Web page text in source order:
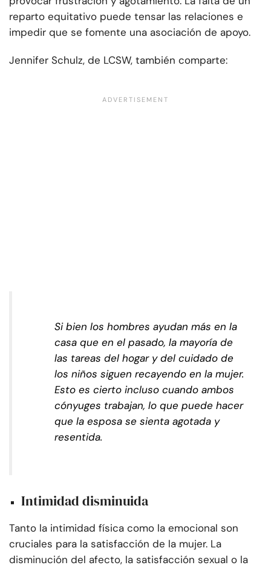
reparto equitativo puede tensar las relaciones e
impedir que se fomente una asociación de apoyo.
Jennifer Schulz, de LCSW, también comparte:
Si bien los hombres ayudan más en la
casa que en el pasado, la mayoría de
las tareas del hogar y del cuidado de
los niños siguen recayendo en la mujer.
Esto es cierto incluso cuando ambos
cónyuges trabajan, lo que puede hacer
que la esposa se sienta agotada y
resentida.
Intimidad disminuida
Tanto la intimidad física como la emocional son
cruciales para la satisfacción de la mujer. La
disminución del afecto, la satisfacción sexual o la